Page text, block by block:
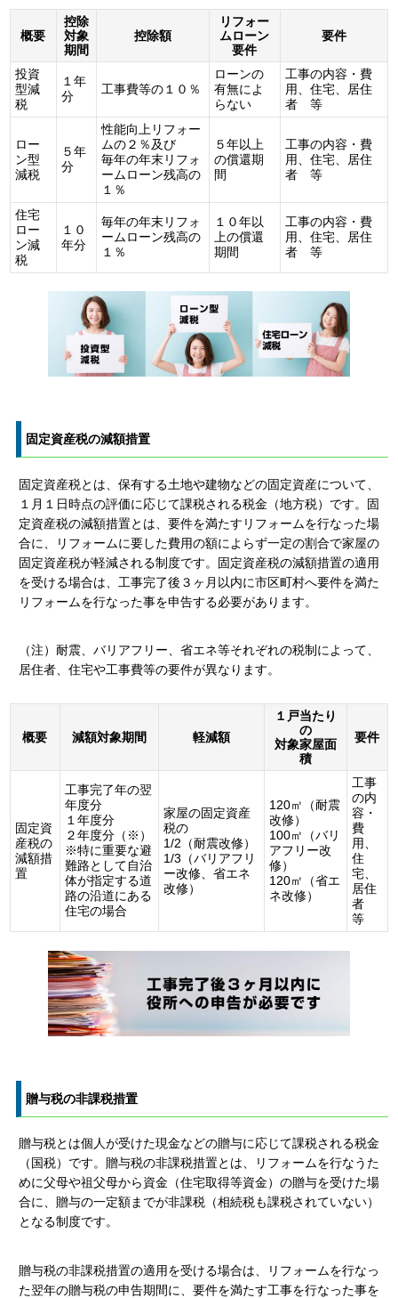
概要
控除
対象
期間
控除額
リフォー
ムローン
要件
要件
投資
型減
税
１年
分
工事費等の１０％
ローンの
有無によ
らない
工事の内容・費
用、住宅、居住
者 等
ロー
ン型
減税
５年
分
性能向上リフォー
ムの２％及び
毎年の年末リフォ
ームローン残高の
１％
５年以上
の償還期
間
工事の内容・費
用、住宅、居住
者 等
住宅
ロー
ン減
税
１０
年分
毎年の年末リフォ
ームローン残高の
１％
１０年以
上の償還
期間
工事の内容・費
用、住宅、居住
者 等
固定資産税の減額措置
固定資産税とは、保有する土地や建物などの固定資産について、
１月１日時点の評価に応じて課税される税金（地方税）です。固
定資産税の減額措置とは、要件を満たすリフォームを行なった場
合に、リフォームに要した費用の額によらず一定の割合で家屋の
固定資産税が軽減される制度です。固定資産税の減額措置の適用
を受ける場合は、工事完了後３ヶ月以内に市区町村へ要件を満た
リフォームを行なった事を申告する必要があります。
（注）耐震、バリアフリー、省エネ等それぞれの税制によって、
居住者、住宅や工事費等の要件が異なります。
概要 減額対象期間 軽減額
１戸当たり
の
対象家屋面
積
要件
固定資
産税の
減額措
置
工事完了年の翌
年度分
１年度分
２年度分（※）
※特に重要な避
難路として自治
体が指定する道
路の沿道にある
住宅の場合
家屋の固定資産
税の
1/2（耐震改修）
1/3（バリアフリ
ー改修、省エネ
改修）
120㎡（耐震
改修）
100㎡（バリ
アフリー改
修）
120㎡（省エ
ネ改修）
工事
の内
容・
費
用、
住
宅、
居住
者
等
贈与税の非課税措置
贈与税とは個人が受けた現金などの贈与に応じて課税される税金
（国税）です。贈与税の非課税措置とは、リフォームを行なうた
めに父母や祖父母から資金（住宅取得等資金）の贈与を受けた場
合に、贈与の一定額までが非課税（相続税も課税されていない）
となる制度です。
贈与税の非課税措置の適用を受ける場合は、リフォームを行なっ
た翌年の贈与税の申告期間に、要件を満たす工事を行なった事を